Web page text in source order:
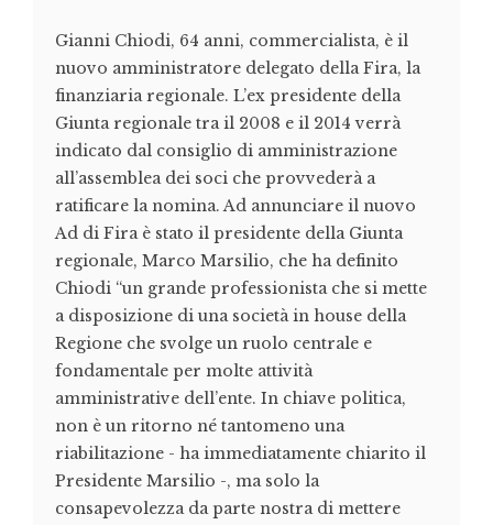
Gianni Chiodi, 64 anni, commercialista, è il
nuovo amministratore delegato della Fira, la
finanziaria regionale. L’ex presidente della
Giunta regionale tra il 2008 e il 2014 verrà
indicato dal consiglio di amministrazione
all’assemblea dei soci che provvederà a
ratificare la nomina. Ad annunciare il nuovo
Ad di Fira è stato il presidente della Giunta
regionale, Marco Marsilio, che ha definito
Chiodi “un grande professionista che si mette
a disposizione di una società in house della
Regione che svolge un ruolo centrale e
fondamentale per molte attività
amministrative dell’ente. In chiave politica,
non è un ritorno né tantomeno una
riabilitazione - ha immediatamente chiarito il
Presidente Marsilio -, ma solo la
consapevolezza da parte nostra di mettere